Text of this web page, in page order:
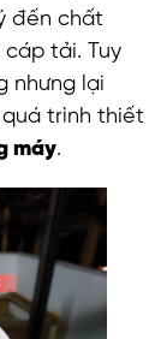
đến chất
tải. Tuy
nhưng lại
trình thiết
máy.